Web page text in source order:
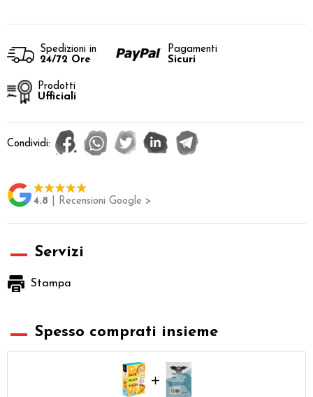
Spedizioni in
24/72 Ore
Pagamenti
Sicuri
Prodotti
Ufficiali
Condividi:
4.8 | Recensioni Google >
Servizi
Stampa
Spesso comprati insieme